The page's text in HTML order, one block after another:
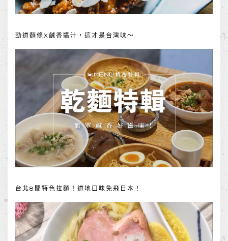
勁道麵條X鹹香醬汁，這才是台灣味～
台北8間特色拉麵！道地口味免飛日本！